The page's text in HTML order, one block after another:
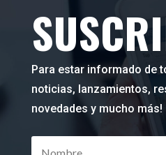
Para estar informado de
noticias, lanzamientos,
novedades y mucho más!